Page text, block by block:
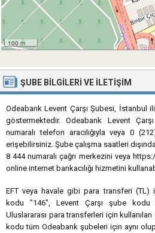
100 m
ŞUBE BILGILERI VE İLETIŞIM
Odeabank Levent Çarşı Şubesi, İstanbul
göstermektedir. Odeabank Levent
numaralı telefon aracılığıyla veya 0
erişebilirsiniz. Şube çalışma saatleri
8 444 numaralı çağrı merkezini veya
online internet bankacılığı hizmetini
EFT veya havale gibi para transferi (TL)
kodu "146", Levent Çarşı şube kodu
Uluslararası para transferleri için kullanılan
kodu tüm Odeabank şubeleri için aynı